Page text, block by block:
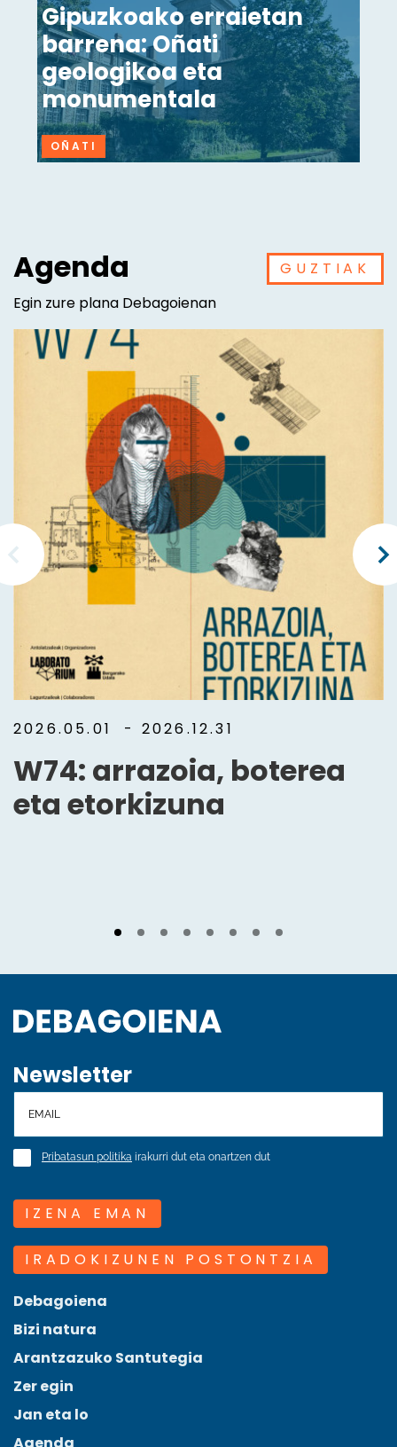
Gipuzkoako erraietan
barrena: Oñati
geologikoa eta
monumentala
OÑATI
Agenda
Egin zure plana Debagoienan
GUZTIAK
2026.05.01 - 2026.12.31
W74: arrazoia, boterea
eta etorkizuna
Newsletter
Pribatasun politika irakurri dut eta onartzen dut
IZENA EMAN
IRADOKIZUNEN POSTONTZIA
Debagoiena
Bizi natura
Arantzazuko Santutegia
Zer egin
Jan eta lo
Agenda